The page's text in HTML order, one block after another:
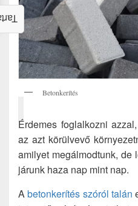
Betonkerítés
Érdemes foglalkozni
az azt körülvevő
amilyet megálmodtunk, de
járunk haza nap mint nap.
Abetonkerítés szóról talán